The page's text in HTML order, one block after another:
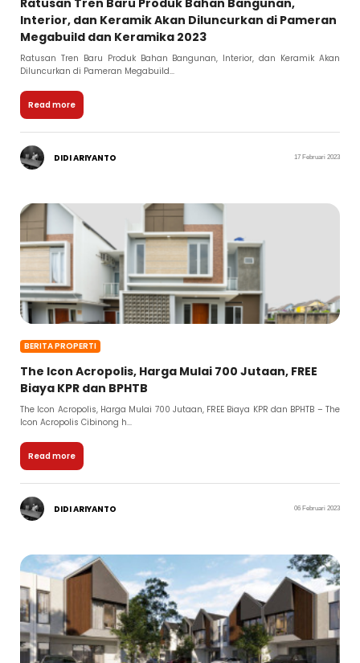
Ratusan Tren Baru Produk Bahan Bangunan,
Interior, dan Keramik Akan Diluncurkan di Pameran
Megabuild dan Keramika 2023
Ratusan Tren Baru Produk Bahan Bangunan, Interior, dan Keramik Akan
Diluncurkan di Pameran Megabuild...
Read more
DIDI ARIYANTO 17 Februari 2023
BERITA PROPERTI
The Icon Acropolis, Harga Mulai 700 Jutaan, FREE
Biaya KPR dan BPHTB
The Icon Acropolis, Harga Mulai 700 Jutaan, FREE Biaya KPR dan BPHTB – The
Icon Acropolis Cibinong h...
Read more
DIDI ARIYANTO 06 Februari 2023